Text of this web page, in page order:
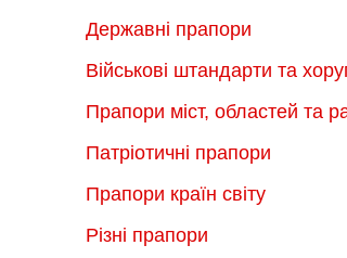
Державні прапори
Військові штандарти та
Прапори міст, областей та
Патріотичні прапори
Прапори країн світу
Різні прапори